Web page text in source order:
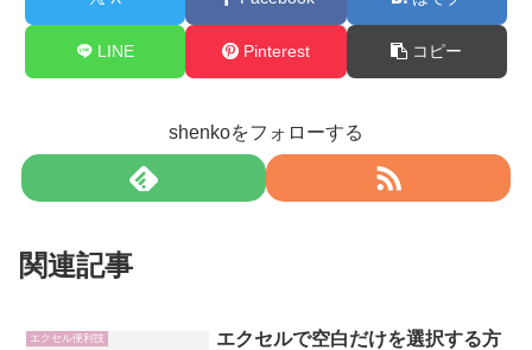
LINE Pinterest コピー
shenkoをフォローする
関連記事
エクセル便利技
エクセルで空白だけを選択する方